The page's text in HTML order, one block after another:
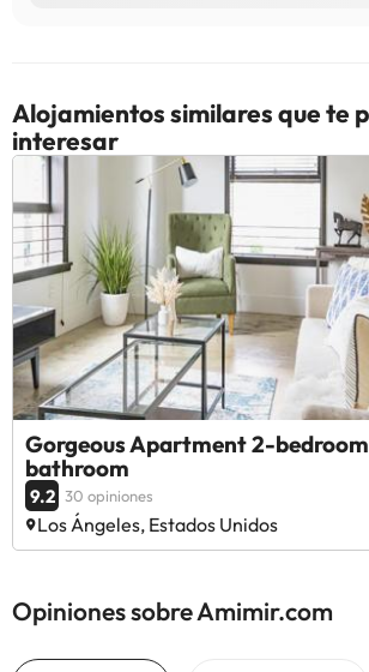
Alojamientos similares que te
interesar
Gorgeous Apartment 2-
bathroom
9.2 30 opiniones
Los Ángeles, Estados Unidos
Opiniones sobre Amimir.com